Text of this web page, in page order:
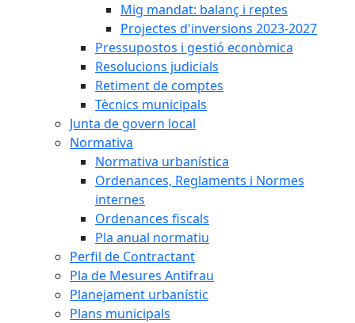
Mig mandat: balanç i reptes
Projectes d'inversions 2023-2027
Pressupostos i gestió econòmica
Resolucions judicials
Retiment de comptes
Tècnics municipals
Junta de govern local
Normativa
Normativa urbanística
Ordenances, Reglaments i Normes
internes
Ordenances fiscals
Pla anual normatiu
Perfil de Contractant
Pla de Mesures Antifrau
Planejament urbanístic
Plans municipals